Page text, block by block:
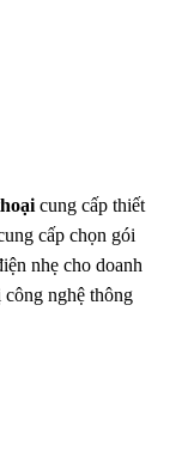
cung cấp thiết
cấp chọn gói
nhẹ cho doanh
nghệ thông